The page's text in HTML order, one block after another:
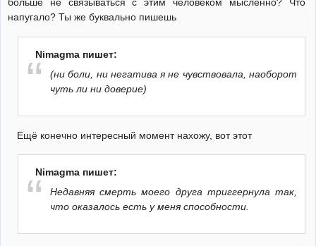
больше не связываться с этим человеком мысленно? Что
напугало? Ты же буквально пишешь
Nimagma пишет:
(ни боли, ни негатива я не чувствовала, наоборот
чуть ли ни доверие)
Ещё конечно интересный момент нахожу, вот этот
Nimagma пишет:
Недавняя смерть моего друга триггернула так,
что оказалось есть у меня способности.